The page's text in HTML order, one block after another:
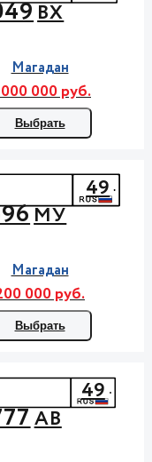
ВХ
Магадан
000 руб.
Выбрать
МУ
49
Магадан
000 руб.
Выбрать
АВ
49